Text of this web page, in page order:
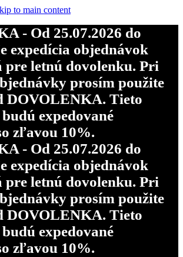
to main content
- Od 25.07.2026 do
expedícia objednávok
pre letnú dovolenku. Pri
prosím použite
DOVOLENKA. Tieto
expedované
zľavou 10%.
- Od 25.07.2026 do
expedícia objednávok
pre letnú dovolenku. Pri
prosím použite
DOVOLENKA. Tieto
expedované
zľavou 10%.